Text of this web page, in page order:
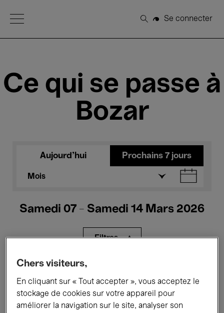
Open Menu
Rechercher
Se connecter
Ce qui se passe à
Bozar
Aujourd'hui Prochains 7 jours
Mois
Samedi 07 - Samedi 14 Mars 2026
Filtres
Expositions Films Performances
Chers visiteurs,
En cliquant sur « Tout accepter », vous acceptez le
stockage de cookies sur votre appareil pour
améliorer la navigation sur le site, analyser son